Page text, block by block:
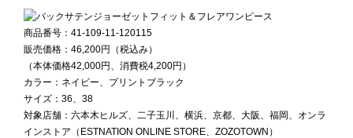
商品番号：41-109-11-120115
販売価格：46,200円（税込み）
（本体価格42,000円、消費税4,200円）
カラー：ネイビー、プリントブラック
サイズ：36、38
対象店舗：六本木ヒルズ、二子玉川、横浜、京都、 大阪、 福岡、 オンラ
インストア（ESTNATION ONLINE STORE、ZOZOTOWN）